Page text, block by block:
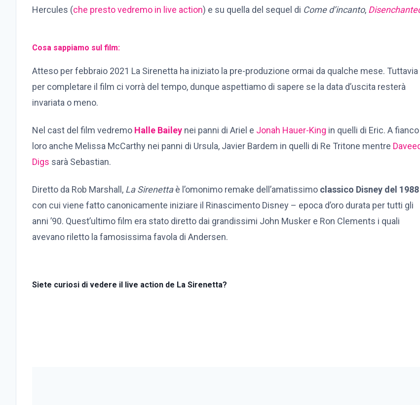
Hercules (che presto vedremo in live action) e su quella del sequel di Come d’incanto,
Cosa sappiamo sul film:
Atteso per febbraio 2021 La Sirenetta ha iniziato la pre-produzione ormai da qualche mese. Tuttavia
per completare il film ci vorrà del tempo, dunque aspettiamo di sapere se la data d’uscita resterà
invariata o meno.
Nel cast del film vedremo Halle Bailey nei panni di Ariel e Jonah Hauer-King in quelli di Eric. A
loro anche Melissa McCarthy nei panni di Ursula, Javier Bardem in quelli di Re Tritone mentre
Digs sarà Sebastian.
Diretto da Rob Marshall, La Sirenettaè l’omonimo remake dell’amatissimo classico Disney del 1988
con cui viene fatto canonicamente iniziare il Rinascimento Disney – epoca d’oro durata per tutti gli
anni ’90. Quest’ultimo film era stato diretto dai grandissimi John Musker e Ron Clements i quali
avevano riletto la famosissima favola di Andersen.
Siete curiosi di vedere il live action de La Sirenetta?